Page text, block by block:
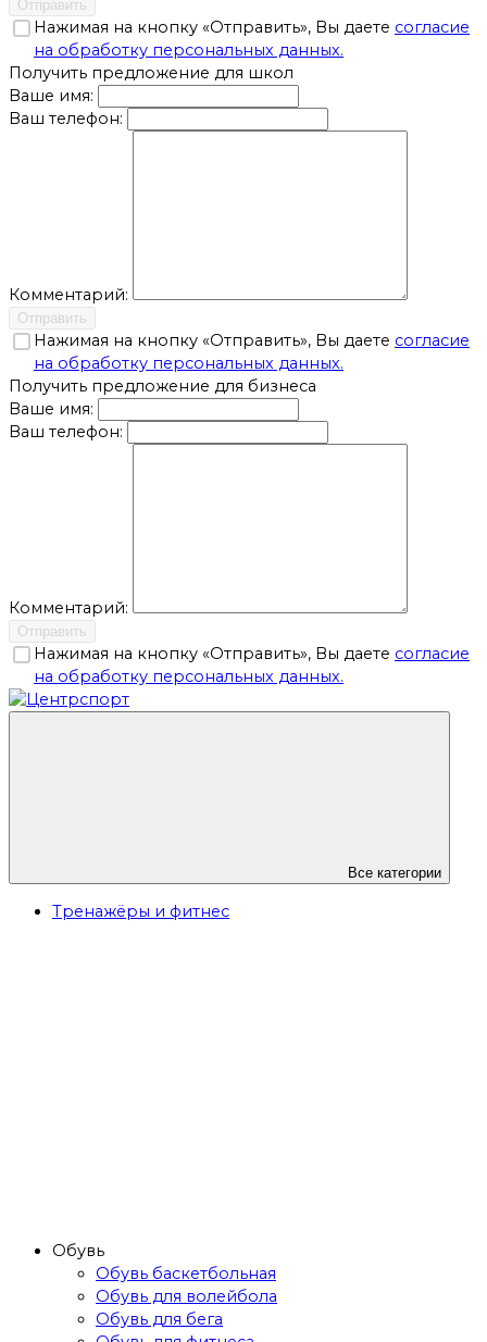
Отправить
Нажимая на кнопку «Отправить», Вы даете согласие
на обработку персональных данных.
Получить предложение для школ
Ваше имя:
Ваш телефон:
Комментарий:
Отправить
Нажимая на кнопку «Отправить», Вы даете согласие
на обработку персональных данных.
Получить предложение для бизнеса
Ваше имя:
Ваш телефон:
Комментарий:
Отправить
Нажимая на кнопку «Отправить», Вы даете согласие
на обработку персональных данных.
Все категории
Тренажёры и фитнес
Обувь
Обувь баскетбольная
Обувь для волейбола
Обувь для бега